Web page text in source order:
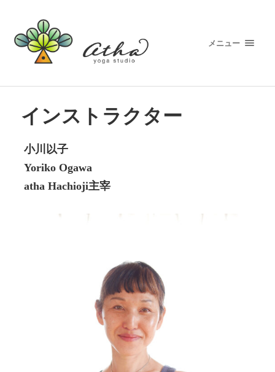
メニュー
インストラクター
小川以子
Yoriko Ogawa
atha Hachioji主宰